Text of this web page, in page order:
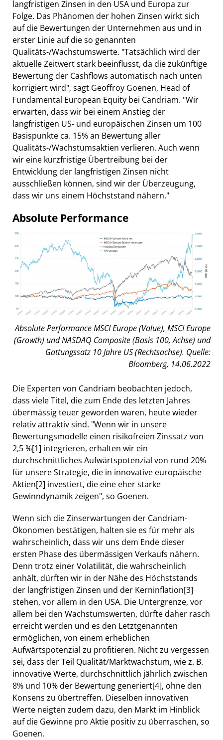
langfristigen Zinsen in den USA und Europa zur
Folge. Das Phänomen der hohen Zinsen wirkt sich
auf die Bewertungen der Unternehmen aus und in
erster Linie auf die so genannten
Qualitäts-/Wachstumswerte. "Tatsächlich wird der
aktuelle Zeitwert stark beeinflusst, da die zukünftige
Bewertung der Cashflows automatisch nach unten
korrigiert wird", sagt Geoffroy Goenen, Head of
Fundamental European Equity bei Candriam. "Wir
erwarten, dass wir bei einem Anstieg der
langfristigen US- und europäischen Zinsen um 100
Basispunkte ca. 15% an Bewertung aller
Qualitäts-/Wachstumsaktien verlieren. Auch wenn
wir eine kurzfristige Übertreibung bei der
Entwicklung der langfristigen Zinsen nicht
ausschließen können, sind wir der Überzeugung,
dass wir uns einem Höchststand nähern."
Absolute Performance
Absolute Performance MSCI Europe (Value), MSCI Europe
(Growth) und NASDAQ Composite (Basis 100, Achse) und
Gattungssatz 10 Jahre US (Rechtsachse). Quelle:
Bloomberg, 14.06.2022
Die Experten von Candriam beobachten jedoch,
dass viele Titel, die zum Ende des letzten Jahres
übermässig teuer geworden waren, heute wieder
relativ attraktiv sind. "Wenn wir in unsere
Bewertungsmodelle einen risikofreien Zinssatz von
2,5 %[1] integrieren, erhalten wir ein
durchschnittliches Aufwärtspotenzial von rund 20%
für unsere Strategie, die in innovative europäische
Aktien[2] investiert, die eine eher starke
Gewinndynamik zeigen", so Goenen.
Wenn sich die Zinserwartungen der Candriam-
Ökonomen bestätigen, halten sie es für mehr als
wahrscheinlich, dass wir uns dem Ende dieser
ersten Phase des übermässigen Verkaufs nähern.
Denn trotz einer Volatilität, die wahrscheinlich
anhält, dürften wir in der Nähe des Höchststands
der langfristigen Zinsen und der Kerninflation[3]
stehen, vor allem in den USA. Die Untergrenze, vor
allem bei den Wachstumswerten, dürfte daher rasch
erreicht werden und es den Letztgenannten
ermöglichen, von einem erheblichen
Aufwärtspotenzial zu profitieren. Nicht zu vergessen
sei, dass der Teil Qualität/Marktwachstum, wie z. B.
innovative Werte, durchschnittlich jährlich zwischen
8% und 10% der Bewertung generiert[4], ohne den
Konsens zu übertreffen. Dieselben innovativen
Werte neigten zudem dazu, den Markt im Hinblick
auf die Gewinne pro Aktie positiv zu überraschen, so
Goenen.